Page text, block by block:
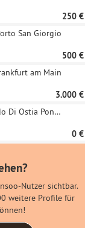
250 €
San Giorgio
500 €
am Main
3.000 €
Italia-Lido Di Ostia Ponente
0 €
Nutzer sichtbar.
weitere Profile für